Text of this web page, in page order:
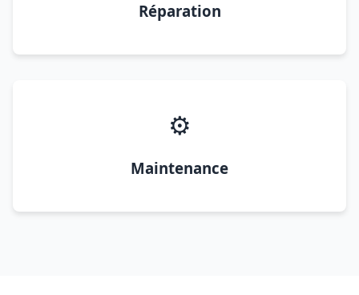
Réparation
⚙️
Maintenance